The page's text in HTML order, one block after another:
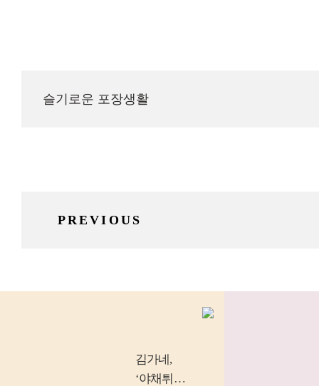
슬기로운 포장생활
PREVIOUS
김가네,
‘야채튀김